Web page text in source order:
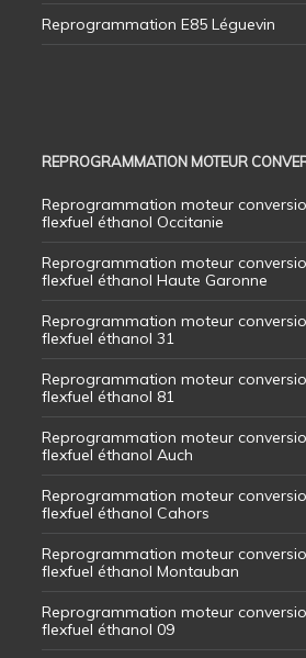
Reprogrammation E85 Léguevin
REPROGRAMMATION MOTEUR
Reprogrammation moteur
flexfuel éthanol Occitanie
Reprogrammation moteur
flexfuel éthanol Haute Garonne
Reprogrammation moteur
flexfuel éthanol 31
Reprogrammation moteur
flexfuel éthanol 81
Reprogrammation moteur
flexfuel éthanol Auch
Reprogrammation moteur
flexfuel éthanol Cahors
Reprogrammation moteur
flexfuel éthanol Montauban
Reprogrammation moteur
flexfuel éthanol 09